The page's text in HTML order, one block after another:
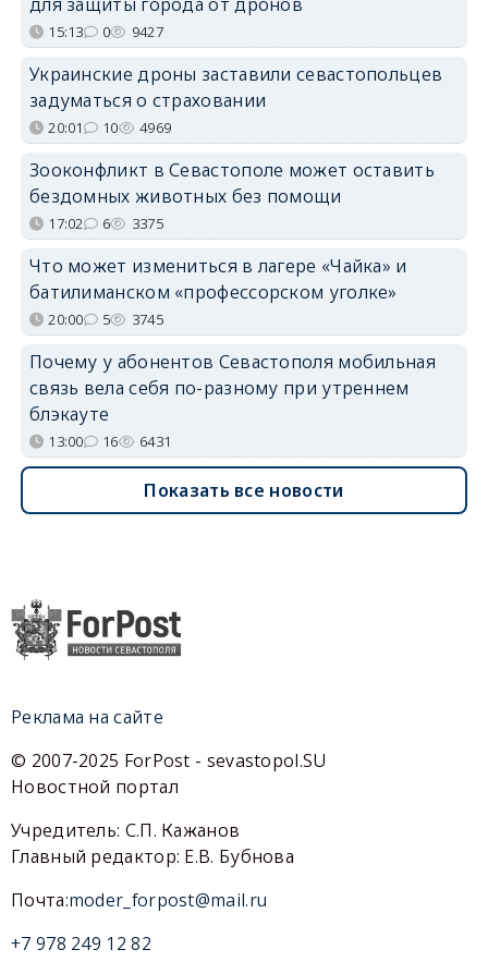
15:13 0 9427
Украинские дроны заставили севастопольцев
задуматься о страховании
20:01 10 4969
Зооконфликт в Севастополе может оставить
бездомных животных без помощи
17:02 6 3375
Что может измениться в лагере «Чайка» и
батилиманском «профессорском уголке»
20:00 5 3745
Почему у абонентов Севастополя мобильная
связь вела себя по-разному при утреннем
блэкауте
13:00 16 6431
Показать все новости
Реклама на сайте
© 2007-2025 ForPost - sevastopol.SU
Новостной портал
Учредитель: С.П. Кажанов
Главный редактор: Е.В. Бубнова
Почта:moder_forpost@mail.ru
+7 978 249 12 82